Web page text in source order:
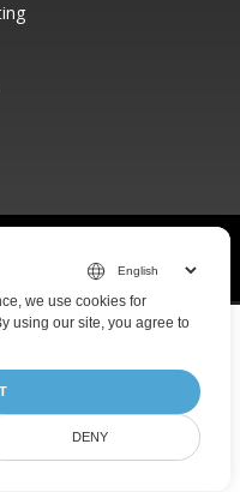
we use cookies for
using our site, you agree to
DENY